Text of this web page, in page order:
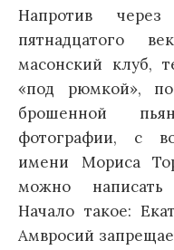
Напротив
пятнадцатого
масонский клуб,
«под рюмкой»,
брошенной
фотографии, с
имени Мориса
можно написать
Начало такое:
Амвросий